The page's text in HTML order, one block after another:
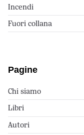
Incendi
Fuori collana
Pagine
Chi siamo
Libri
Autori